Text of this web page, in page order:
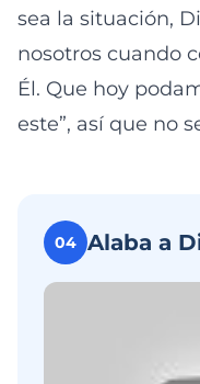
sea la situación,
nosotros cuando
Él. Que hoy
este”, así que no
04 Alaba a